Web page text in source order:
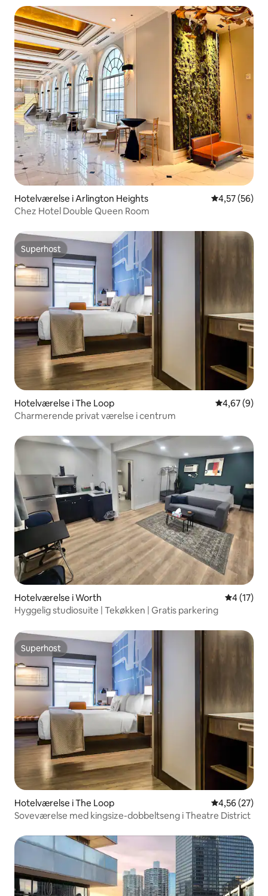
Hotelværelse i Arlington Heights 4,57 ud af 5 i
4,57 (56)
Chez Hotel Double Queen Room
Superhost
Superhost
Hotelværelse i The Loop 4,67 ud af 5
4,67 (9)
Charmerende privat værelse i centrum
Hotelværelse i Worth 4 ud af 5 i
4 (17)
Hyggelig studiosuite | Tekøkken | Gratis parkering
Superhost
Superhost
Hotelværelse i The Loop 4,56 ud af 5 i
4,56 (27)
Soveværelse med kingsize-dobbeltseng i Theatre District